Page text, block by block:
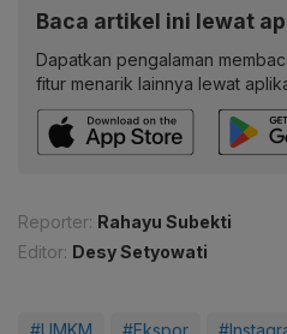
Baca artikel ini lewat
Dapatkan pengalaman
fitur menarik lainnya lewat
Reporter: Rahayu Subekti
Editor: Desy Setyowati